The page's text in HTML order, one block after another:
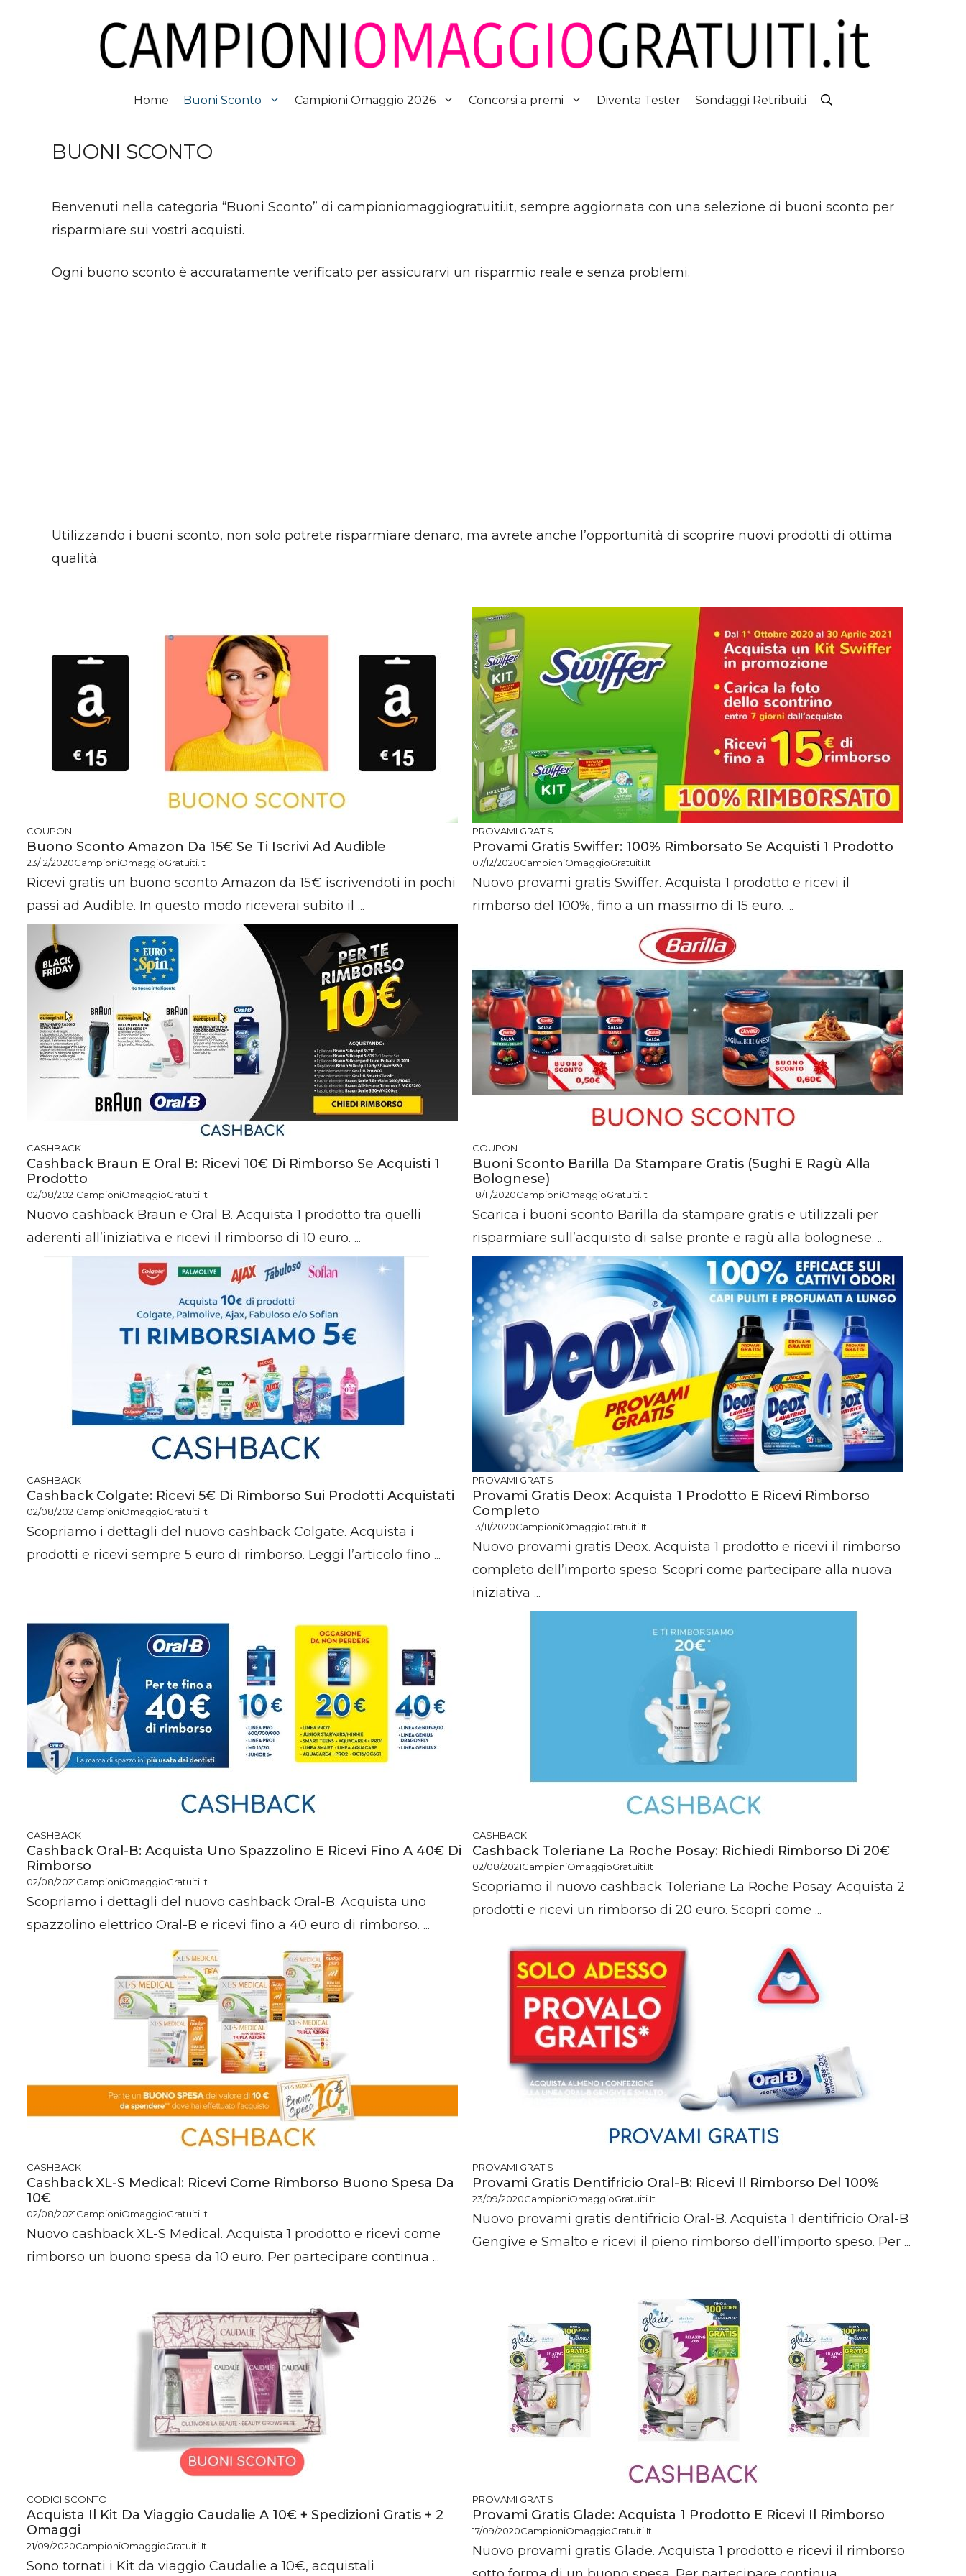
Home Buoni Sconto Campioni Omaggio 2026 Concorsi a premi Diventa Tester Sondaggi Retribuiti
BUONI SCONTO
Benvenuti nella categoria “Buoni Sconto” di campioniomaggiogratuiti.it, sempre aggiornata con una selezione di buoni sconto per
risparmiare sui vostri acquisti.
Ogni buono sconto è accuratamente verificato per assicurarvi un risparmio reale e senza problemi.
Utilizzando i buoni sconto, non solo potrete risparmiare denaro, ma avrete anche l’opportunità di scoprire nuovi prodotti di ottima
qualità.
COUPON
Buono Sconto Amazon Da 15€ Se Ti Iscrivi Ad Audible
23/12/2020CampioniOmaggioGratuiti.it
Ricevi gratis un buono sconto Amazon da 15€ iscrivendoti in pochi
passi ad Audible. In questo modo riceverai subito il ...
PROVAMI GRATIS
Provami Gratis Swiffer: 100% Rimborsato Se Acquisti 1 Prodotto
07/12/2020CampioniOmaggioGratuiti.it
Nuovo provami gratis Swiffer. Acquista 1 prodotto e ricevi il
rimborso del 100%, fino a un massimo di 15 euro. ...
CASHBACK
Cashback Braun E Oral B: Ricevi 10€ Di Rimborso Se Acquisti 1
Prodotto
02/08/2021CampioniOmaggioGratuiti.it
Nuovo cashback Braun e Oral B. Acquista 1 prodotto tra quelli
aderenti all’iniziativa e ricevi il rimborso di 10 euro. ...
COUPON
Buoni Sconto Barilla Da Stampare Gratis (Sughi E Ragù Alla
Bolognese)
18/11/2020CampioniOmaggioGratuiti.it
Scarica i buoni sconto Barilla da stampare gratis e utilizzali per
risparmiare sull’acquisto di salse pronte e ragù alla bolognese. ...
CASHBACK
Cashback Colgate: Ricevi 5€ Di Rimborso Sui Prodotti Acquistati
02/08/2021CampioniOmaggioGratuiti.it
Scopriamo i dettagli del nuovo cashback Colgate. Acquista i
prodotti e ricevi sempre 5 euro di rimborso. Leggi l’articolo fino ...
PROVAMI GRATIS
Provami Gratis Deox: Acquista 1 Prodotto E Ricevi Rimborso
Completo
13/11/2020CampioniOmaggioGratuiti.it
Nuovo provami gratis Deox. Acquista 1 prodotto e ricevi il rimborso
completo dell’importo speso. Scopri come partecipare alla nuova
iniziativa ...
CASHBACK
Cashback Oral-B: Acquista Uno Spazzolino E Ricevi Fino A 40€ Di
Rimborso
02/08/2021CampioniOmaggioGratuiti.it
Scopriamo i dettagli del nuovo cashback Oral-B. Acquista uno
spazzolino elettrico Oral-B e ricevi fino a 40 euro di rimborso. ...
CASHBACK
Cashback Toleriane La Roche Posay: Richiedi Rimborso Di 20€
02/08/2021CampioniOmaggioGratuiti.it
Scopriamo il nuovo cashback Toleriane La Roche Posay. Acquista 2
prodotti e ricevi un rimborso di 20 euro. Scopri come ...
CASHBACK
Cashback XL-S Medical: Ricevi Come Rimborso Buono Spesa Da
10€
02/08/2021CampioniOmaggioGratuiti.it
Nuovo cashback XL-S Medical. Acquista 1 prodotto e ricevi come
rimborso un buono spesa da 10 euro. Per partecipare continua ...
PROVAMI GRATIS
Provami Gratis Dentifricio Oral-B: Ricevi Il Rimborso Del 100%
23/09/2020CampioniOmaggioGratuiti.it
Nuovo provami gratis dentifricio Oral-B. Acquista 1 dentifricio Oral-B
Gengive e Smalto e ricevi il pieno rimborso dell’importo speso. Per ...
CODICI SCONTO
Acquista Il Kit Da Viaggio Caudalie A 10€ + Spedizioni Gratis + 2
Omaggi
21/09/2020CampioniOmaggioGratuiti.it
Sono tornati i Kit da viaggio Caudalie a 10€, acquistali
PROVAMI GRATIS
Provami Gratis Glade: Acquista 1 Prodotto E Ricevi Il Rimborso
17/09/2020CampioniOmaggioGratuiti.it
Nuovo provami gratis Glade. Acquista 1 prodotto e ricevi il rimborso